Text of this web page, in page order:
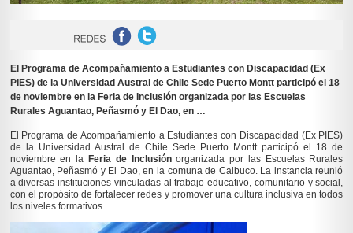
El Programa de Acompañamiento a Estudiantes con Discapacidad (Ex
PIES) de la Universidad Austral de Chile Sede Puerto Montt participó el 18
de noviembre en la Feria de Inclusión organizada por las Escuelas
Rurales Aguantao, Peñasmó y El Dao, en …
El Programa de Acompañamiento a Estudiantes con Discapacidad (Ex PIES)
de la Universidad Austral de Chile Sede Puerto Montt participó el 18 de
noviembre en la Feria de Inclusiónorganizada por las Escuelas Rurales
Aguantao, Peñasmó y El Dao, en la comuna de Calbuco. La instancia reunió
a diversas instituciones vinculadas al trabajo educativo, comunitario y social,
con el propósito de fortalecer redes y promover una cultura inclusiva en todos
los niveles formativos.